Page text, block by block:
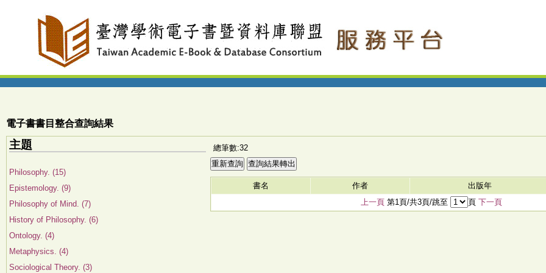
電子書書目整合查詢結果
主題
Philosophy. (15)
Epistemology. (9)
Philosophy of Mind. (7)
History of Philosophy. (6)
Ontology. (4)
Metaphysics. (4)
Sociological Theory. (3)
總筆數:32
書名 作者
出版年
上一頁第1頁/共3頁/跳至 頁 下一頁